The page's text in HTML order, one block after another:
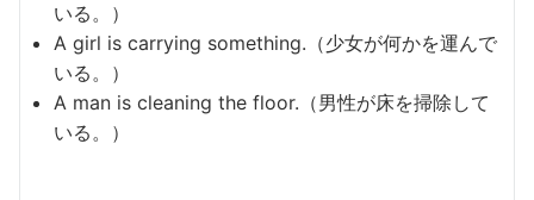
いる。）
A girl is carrying something.（少女が何かを運んで
いる。）
A man is cleaning the floor.（男性が床を掃除して
いる。）